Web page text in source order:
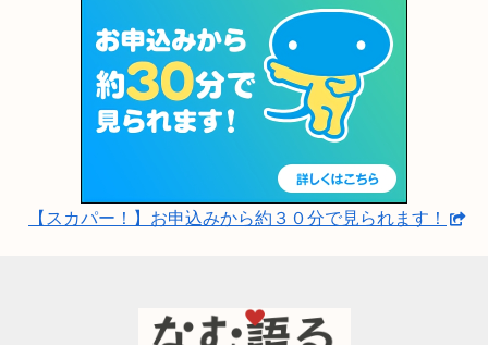
【スカパー！】お申込みから約３０分で見られます！